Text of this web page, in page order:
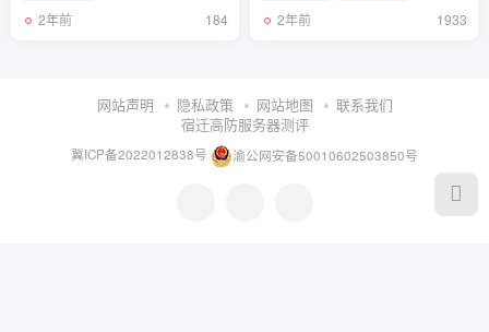
2年前 184 2年前 1933
网站声明 隐私政策 网站地图
联系我们
宿迁高防服务器测评
冀ICP备2022012838号 渝公网安备50010602503850号